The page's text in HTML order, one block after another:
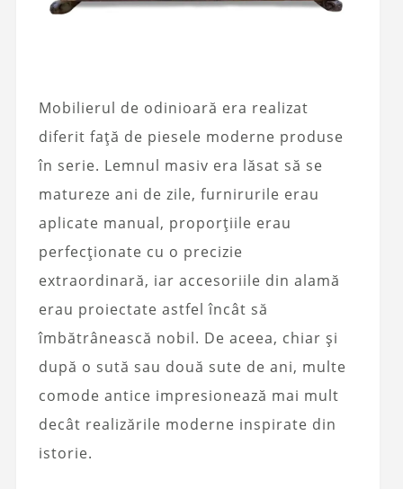
Mobilierul de odinioară era realizat
diferit față de piesele moderne produse
în serie. Lemnul masiv era lăsat să se
matureze ani de zile, furnirurile erau
aplicate manual, proporțiile erau
perfecționate cu o precizie
extraordinară, iar accesoriile din alamă
erau proiectate astfel încât să
îmbătrânească nobil. De aceea, chiar și
după o sută sau două sute de ani, multe
comode antice impresionează mai mult
decât realizările moderne inspirate din
istorie.